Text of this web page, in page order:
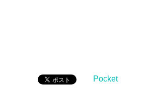
Pocket